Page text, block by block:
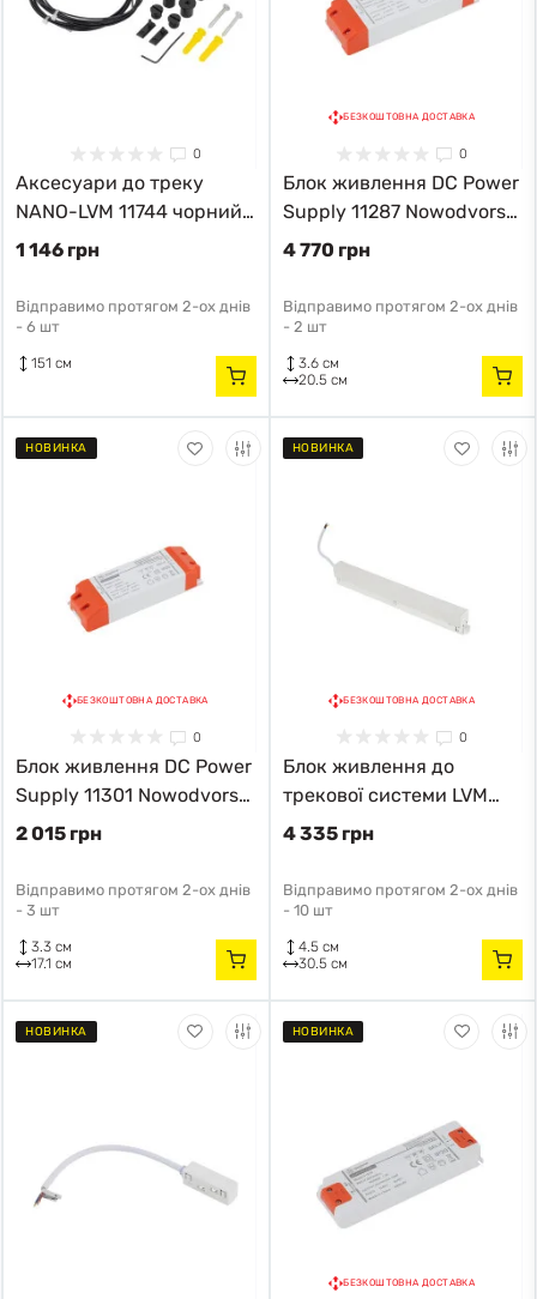
0
Аксесуари до треку
NANO-LVM 11744 чорний
11744 модерн
1 146 грн
Відправимо протягом 2-ох днів
- 6 шт
151 см
БЕЗКОШТОВНА ДОСТАВКА
0
Блок живлення DC Power
Supply 11287 Nowodvorski
білий 11287 модерн
4 770 грн
Відправимо протягом 2-ох днів
- 2 шт
3.6 см
20.5 см
НОВИНКА
БЕЗКОШТОВНА ДОСТАВКА
0
Блок живлення DC Power
Supply 11301 Nowodvorski
білий 11301 модерн
2 015 грн
Відправимо протягом 2-ох днів
- 3 шт
3.3 см
17.1 см
НОВИНКА
БЕЗКОШТОВНА ДОСТАВКА
0
Блок живлення до
трекової системи LVM
11616 білий 11616 модерн
4 335 грн
Відправимо протягом 2-ох днів
- 10 шт
4.5 см
30.5 см
НОВИНКА НОВИНКА
БЕЗКОШТОВНА ДОСТАВКА